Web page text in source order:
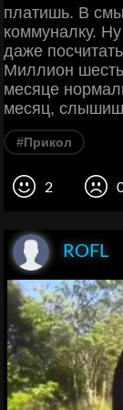
платишь. В
коммуналку.
даже
Миллион
месяце
месяц,
#Прикол
2
ROFL